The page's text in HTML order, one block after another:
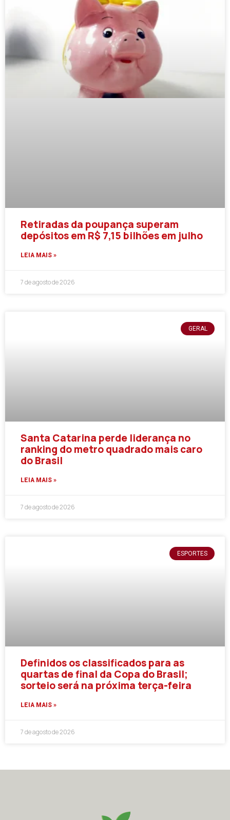
Retiradas da poupança superam
depósitos em R$ 7,15 bilhões em julho
LEIA MAIS »
7 de agosto de 2026
GERAL
Santa Catarina perde liderança no
ranking do metro quadrado mais caro
do Brasil
LEIA MAIS »
7 de agosto de 2026
ESPORTES
Definidos os classificados para as
quartas de final da Copa do Brasil;
sorteio será na próxima terça-feira
LEIA MAIS »
7 de agosto de 2026